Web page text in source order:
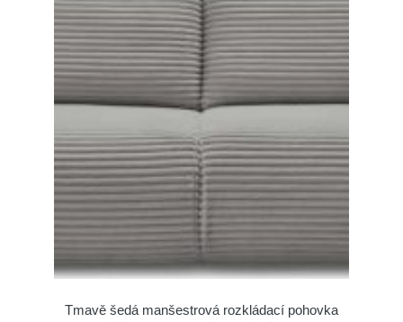
Tmavě šedá manšestrová rozkládací pohovka